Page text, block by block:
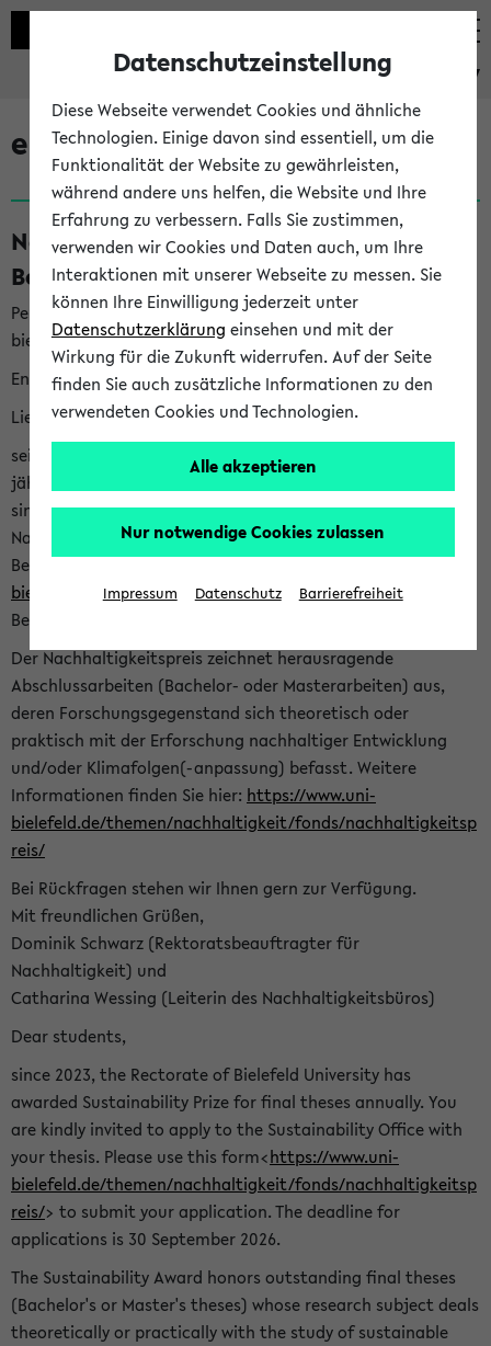
eKVV
eKVV News
Nachhaltigkeitspreis 2026:
Bewerbungsphase gestartet (06.08.26)
Per E-Mail eingestellt von nachhaltigkeitsbuero@uni-
bielefeld.de an den Verteiler 'Alle Studierenden':
English version below
Liebe Studierende,
seit 2023 verleiht das Rektorat der Universität Bielefeld
jährlich den Nachhaltigkeitspreis für Abschlussarbeiten. Sie
sind herzlich eingeladen sich mit Ihrer Abschlussarbeit beim
Nachhaltigkeitsbüro zu bewerben. Bitte nutzen Sie für Ihre
Bewerbung dieses Formular<https://formulare.uni-
bielefeld.de/frontend-server/form/provide/913/>. Die
Bewerbungsfrist endet am 30.09.2026.
Der Nachhaltigkeitspreis zeichnet herausragende
Abschlussarbeiten (Bachelor- oder Masterarbeiten) aus,
deren Forschungsgegenstand sich theoretisch oder
praktisch mit der Erforschung nachhaltiger Entwicklung
und/oder Klimafolgen(-anpassung) befasst. Weitere
Informationen finden Sie hier: https://www.uni-
bielefeld.de/themen/nachhaltigkeit/fonds/nachhaltigkeitsp
reis/
Bei Rückfragen stehen wir Ihnen gern zur Verfügung.
Mit freundlichen Grüßen,
Dominik Schwarz (Rektoratsbeauftragter für
Nachhaltigkeit) und
Catharina Wessing (Leiterin des Nachhaltigkeitsbüros)
Dear students,
since 2023, the Rectorate of Bielefeld University has
awarded Sustainability Prize for final theses annually. You
are kindly invited to apply to the Sustainability Office with
your thesis. Please use this form<https://www.uni-
bielefeld.de/themen/nachhaltigkeit/fonds/nachhaltigkeitsp
reis/> to submit your application. The deadline for
applications is 30 September 2026.
The Sustainability Award honors outstanding final theses
(Bachelor's or Master's theses) whose research subject deals
theoretically or practically with the study of sustainable
Datenschutzeinstellung
Diese Webseite verwendet Cookies und ähnliche
Technologien. Einige davon sind essentiell, um die
Funktionalität der Website zu gewährleisten,
während andere uns helfen, die Website und Ihre
Erfahrung zu verbessern. Falls Sie zustimmen,
verwenden wir Cookies und Daten auch, um Ihre
Interaktionen mit unserer Webseite zu messen. Sie
können Ihre Einwilligung jederzeit unter
Datenschutzerklärung einsehen und mit der
Wirkung für die Zukunft widerrufen. Auf der Seite
finden Sie auch zusätzliche Informationen zu den
verwendeten Cookies und Technologien.
Alle akzeptieren
Nur notwendige Cookies zulassen
Impressum Datenschutz Barrierefreiheit